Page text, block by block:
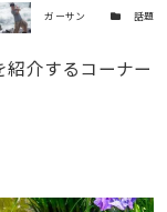
著者 ガーサン カテゴリー
話題
介するコーナー